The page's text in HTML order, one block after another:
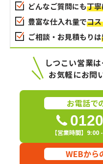
どんなご質問にも丁
豊富な仕入れ量でコ
ご相談・お見積もりは
しつこい営業
お気軽にお問
お電話で
【営業時間】
WEBから